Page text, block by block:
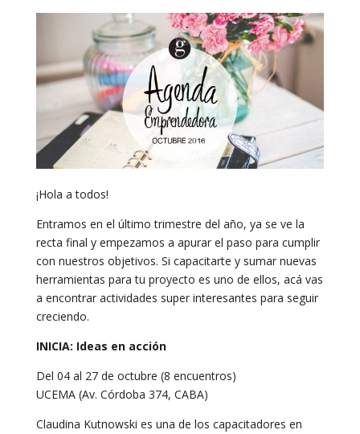
¡Hola a todos!
Entramos en el último trimestre del año, ya se ve la
recta final y empezamos a apurar el paso para cumplir
con nuestros objetivos. Si capacitarte y sumar nuevas
herramientas para tu proyecto es uno de ellos, acá vas
a encontrar actividades super interesantes para seguir
creciendo.
INICIA: Ideas en acción
Del 04 al 27 de octubre (8 encuentros)
UCEMA (Av. Córdoba 374, CABA)
Claudina Kutnowski es una de los capacitadores en